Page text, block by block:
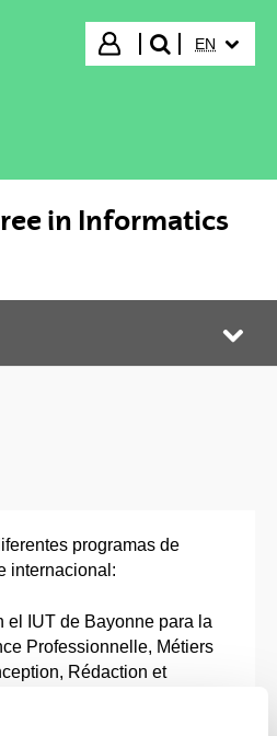
Login
search"
EN
in Informatics
Informatics Engineering
programas de
internacional:
el IUT de Bayonne para la
Professionnelle, Métiers
Rédaction et